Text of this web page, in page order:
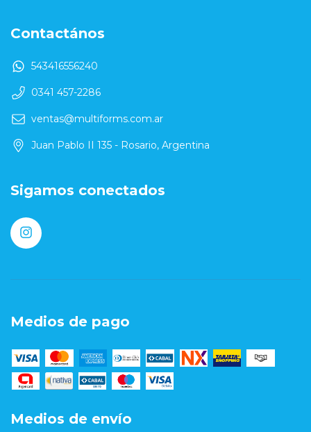
Contactános
543416556240
0341 457-2286
ventas@multiforms.com.ar
Juan Pablo II 135 - Rosario, Argentina
Sigamos conectados
Medios de pago
Medios de envío